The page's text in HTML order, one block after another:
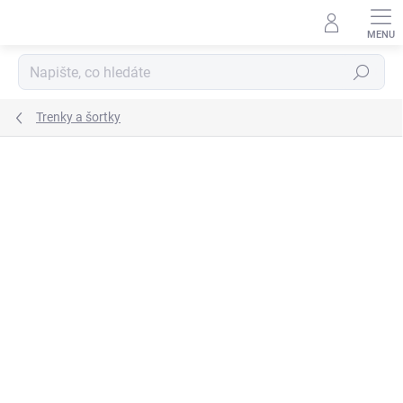
Hledat
Trenky a šortky